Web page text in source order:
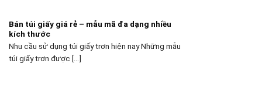
Bán túi giấy giá rẻ – mẫu mã đa dạng nhiều
kích thước
Nhu cầu sử dụng túi giấy trơn hiện nay Những mẫu
túi giấy trơn được [...]